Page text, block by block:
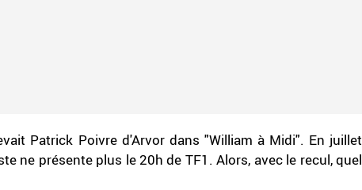
Patrick Poivre d'Arvor dans "William à Midi". En juillet
ne présente plus le 20h de TF1. Alors, avec le recul, quel